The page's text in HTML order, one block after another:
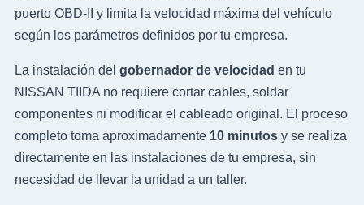
puerto OBD-II y limita la velocidad máxima del vehículo
según los parámetros definidos por tu empresa.
La instalación del gobernador de velocidad en tu
NISSAN TIIDA no requiere cortar cables, soldar
componentes ni modificar el cableado original. El proceso
completo toma aproximadamente 10 minutosy se realiza
directamente en las instalaciones de tu empresa, sin
necesidad de llevar la unidad a un taller.